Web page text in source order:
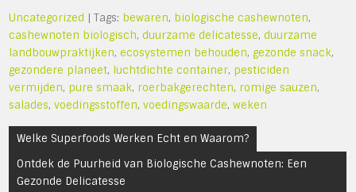
Uncategorized | Tags: bewaren, biologische cashewnoten,
cashewnoten biologisch,duurzame delicatesse,duurzame
landbouwpraktijken,ecosystemen behouden,gezonde snack,
gezondere planeet, luchtdichte container, pesticiden
vermijden, pure smaak, roerbakgerechten, romige sauzen,
salades,voedingsstoffen,voedingswaarde,weken
Bericht
navigatie
Welke Superfoods Werken Echt en Waarom?
Ontdek de Puurheid van Biologische Cashewnoten: Een
Gezonde Delicatesse